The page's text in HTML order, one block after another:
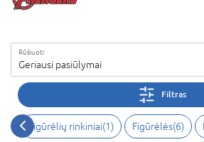
Rūšiuoti
Geriausi pasiūlymai
Filtras
Figūrėlių rinkiniai(1) Figūrėlės(6)